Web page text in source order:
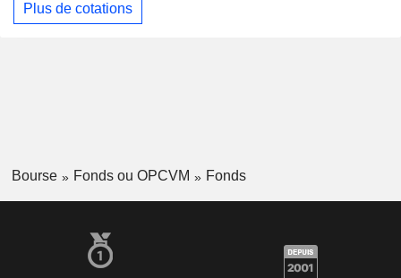
Plus de cotations
Bourse Fonds ou OPCVM Fonds